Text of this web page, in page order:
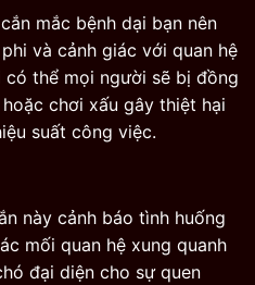
mắc bệnh dại bạn nên
và cảnh giác với quan hệ
thể mọi người sẽ bị đồng
chơi xấu gây thiệt hại
suất công việc.
này cảnh báo tình huống
mối quan hệ xung quanh
đại diện cho sự quen